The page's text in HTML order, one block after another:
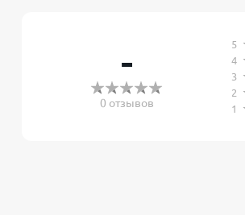
-
0 отзывов 1
2
3
4
5